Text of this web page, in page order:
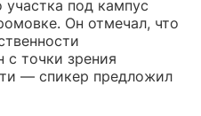
участка под кампус
Он отмечал, что
с точки зрения
— спикер предложил